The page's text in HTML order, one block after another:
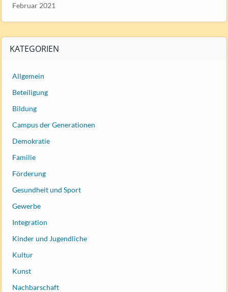
Februar 2021
KATEGORIEN
Allgemein
Beteiligung
Bildung
Campus der Generationen
Demokratie
Familie
Förderung
Gesundheit und Sport
Gewerbe
Integration
Kinder und Jugendliche
Kultur
Kunst
Nachbarschaft